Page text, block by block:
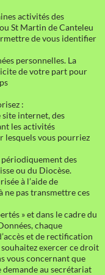
activités des
St Martin de Canteleu
de vous identifier
personnelles. La
de votre part pour
:
internet, des
les activités
lesquels vous pourriez
des
ou du Diocèse.
à l’aide de
ne pas transmettre ces
» et dans le cadre du
chaque
et de rectification
exercer ce droit
vous concernant que
demande au secrétariat